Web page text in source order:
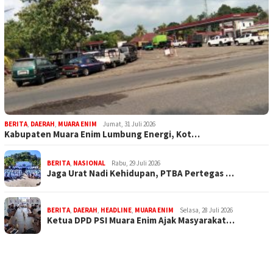
BERITA DAERAH MUARA ENIM Jumat, 31 Juli 2026
Kabupaten Muara Enim Lumbung Energi, Kot…
BERITA NASIONAL Rabu, 29 Juli 2026
Jaga Urat Nadi Kehidupan, PTBA Pertegas …
BERITA DAERAH HEADLINE MUARA ENIM Selasa, 28 Juli 2026
Ketua DPD PSI Muara Enim Ajak Masyarakat…